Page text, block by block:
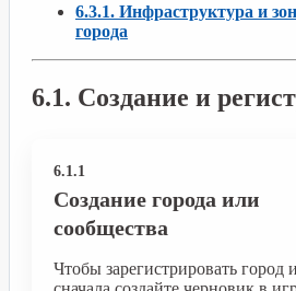
6.3.1. Инфраструктура и
города
6.1. Создание и
6.1.1
Создание города или
сообщества
Чтобы зарегистрировать город